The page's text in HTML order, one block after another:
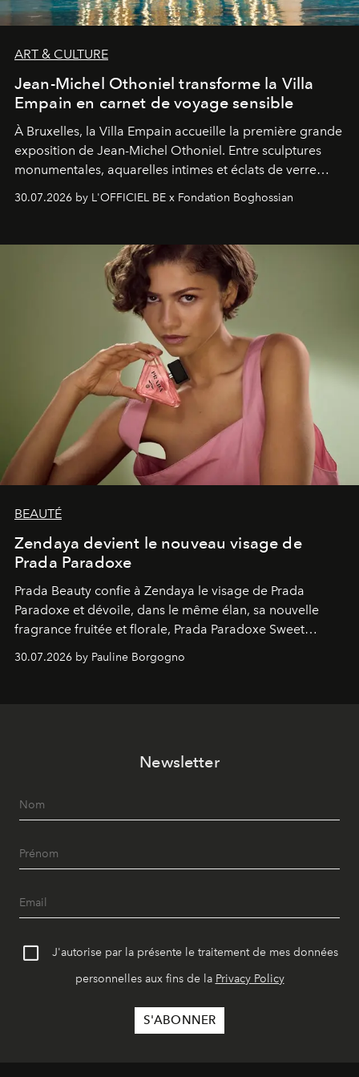
ART & CULTURE
Jean-Michel Othoniel transforme la Villa
Empain en carnet de voyage sensible
À Bruxelles, la Villa Empain accueille la première grande
exposition de Jean-Michel Othoniel. Entre sculptures
monumentales, aquarelles intimes et éclats de verre
émotionnel où chaque œuvre devient le souvenir
émerveillement.
30.07.2026 by L'OFFICIEL BE x Fondation Boghossian
BEAUTÉ
Zendaya devient le nouveau visage de
Prada Paradoxe
Prada Beauty confie à Zendaya le visage de Prada
Paradoxe et dévoile, dans le même élan, sa nouvelle
fragrance fruitée et florale, Prada Paradoxe Sweet
30.07.2026 by Pauline Borgogno
Newsletter
J'autorise par la présente le traitement de mes données
personnelles aux fins de la Privacy Policy